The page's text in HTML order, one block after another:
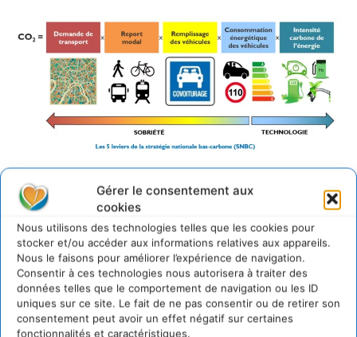
Gérer le consentement aux
cookies
Nous utilisons des technologies telles que les cookies pour
stocker et/ou accéder aux informations relatives aux appareils.
Nous le faisons pour améliorer l’expérience de navigation.
Consentir à ces technologies nous autorisera à traiter des
données telles que le comportement de navigation ou les ID
uniques sur ce site. Le fait de ne pas consentir ou de retirer son
consentement peut avoir un effet négatif sur certaines
fonctionnalités et caractéristiques.
face au défi de la transition énergétique. Explorations entre passé et avenir,
technologie et sobriété, accélération et ralentissement, 2020)
SDMP Télécharger
Stratégie